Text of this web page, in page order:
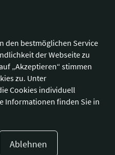
den bestmöglichen Service
der Webseite zu
„Akzeptieren“ stimmen
zu. Unter
Cookies individuell
Informationen finden Sie in
Ablehnen
Service GmbH